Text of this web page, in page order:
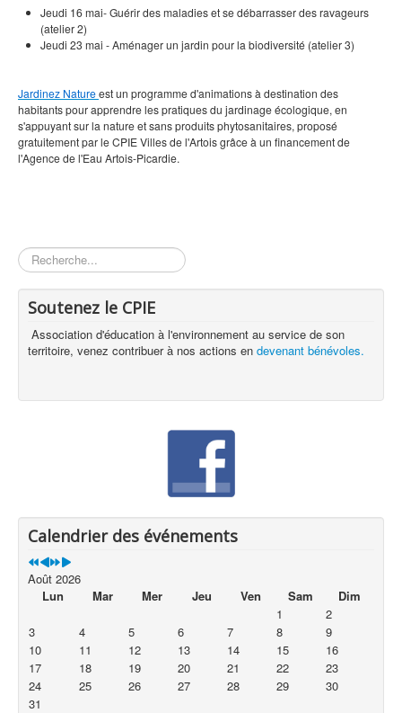
Jeudi 16 mai- Guérir des maladies et se débarrasser des ravageurs
(atelier 2)
Jeudi 23 mai - Aménager un jardin pour la biodiversité (atelier 3)
Jardinez Natureest un programme d'animations à destination des
habitants pour apprendre les pratiques du jardinage écologique, en
s'appuyant sur la nature et sans produits phytosanitaires, proposé
gratuitement par le CPIE Villes de l'Artois grâce à un financement de
l'Agence de l'Eau Artois-Picardie.
Rechercher
Soutenez le CPIE
Association d'éducation à l'environnement au service de son
territoire, venez contribuer à nos actions en devenant bénévoles.
Calendrier des événements
Août 2026
Lun
Mar Mer Jeu Ven Sam
Dim
1
2
3
4 5 6 7 8
9
10
11 12 13 14 15
16
17
18 19 20 21 22
23
24
25 26 27 28 29
30
31